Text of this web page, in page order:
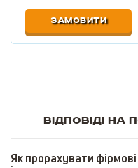
ЗАМОВИТИ
Відповіді на
Як прорахувати